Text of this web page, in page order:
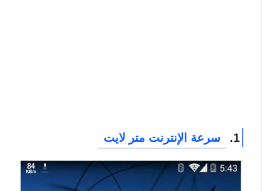
1. سرعة الإنترنت متر لايت